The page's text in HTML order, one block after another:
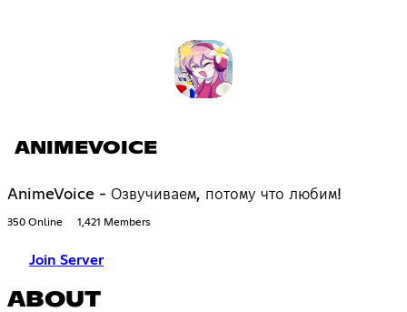
ANIMEVOICE
AnimeVoice - Озвучиваем, потому что любим!
350 Online 1,421 Members
Join Server
ABOUT